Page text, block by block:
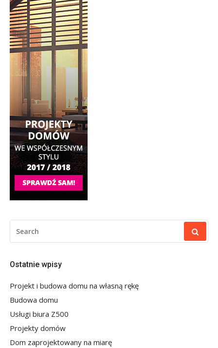
FOR:
Ostatnie wpisy
Projekt i budowa domu na własną rękę
Budowa domu
Usługi biura Z500
Projekty domów
Dom zaprojektowany na miarę